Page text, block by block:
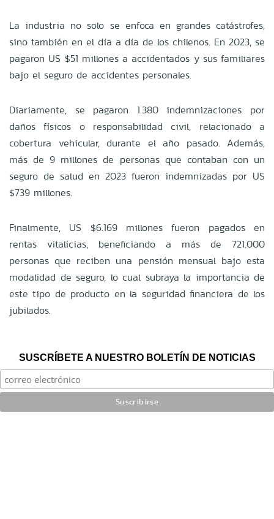
La industria no solo se enfoca en grandes catástrofes,
sino también en el día a día de los chilenos. En 2023, se
pagaron US $51 millones a accidentados y sus familiares
bajo el seguro de accidentes personales.
Diariamente, se pagaron 1.380 indemnizaciones por
daños físicos o responsabilidad civil, relacionado a
cobertura vehicular, durante el año pasado. Además,
más de 9 millones de personas que contaban con un
seguro de salud en 2023 fueron indemnizadas por US
$739 millones.
Finalmente, US $6.169 millones fueron pagados en
rentas vitalicias, beneficiando a más de 721.000
personas que reciben una pensión mensual bajo esta
modalidad de seguro, lo cual subraya la importancia de
este tipo de producto en la seguridad financiera de los
jubilados.
SUSCRÍBETE A NUESTRO BOLETÍN DE NOTICIAS